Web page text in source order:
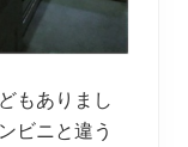
もありまし
ビニと違う